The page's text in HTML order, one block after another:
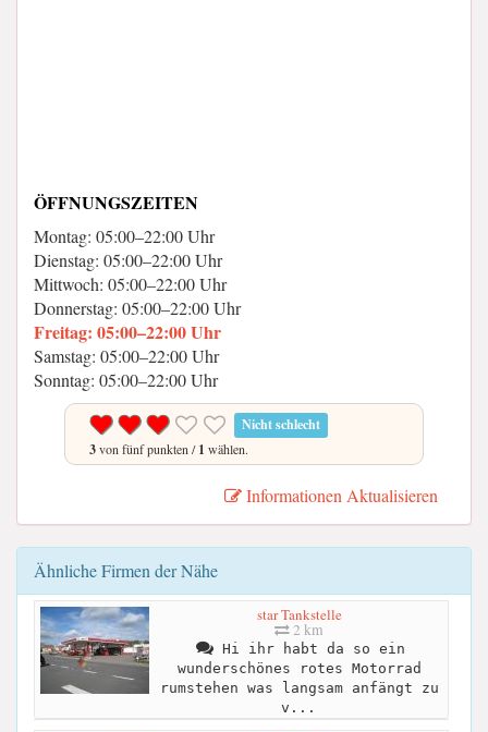
ÖFFNUNGSZEITEN
Montag: 05:00–22:00 Uhr
Dienstag: 05:00–22:00 Uhr
Mittwoch: 05:00–22:00 Uhr
Donnerstag: 05:00–22:00 Uhr
Freitag: 05:00–22:00 Uhr
Samstag: 05:00–22:00 Uhr
Sonntag: 05:00–22:00 Uhr
Nicht schlecht
3von fünf punkten /1 wählen.
Informationen Aktualisieren
Ähnliche Firmen der Nähe
star Tankstelle
2 km
Hi ihr habt da so ein
wunderschönes rotes Motorrad
rumstehen was langsam anfängt zu
v...